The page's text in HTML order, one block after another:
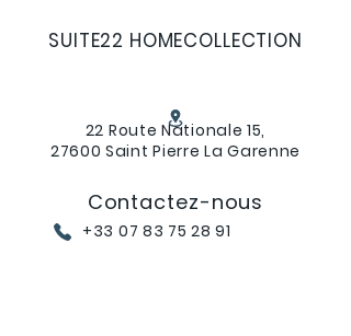
SUITE22 HOMECOLLECTION
22 Route Nationale 15,
27600 Saint Pierre La Garenne
Contactez-nous
+33 07 83 75 28 91